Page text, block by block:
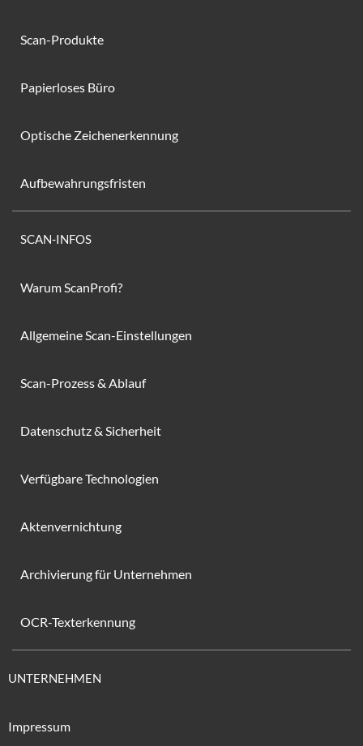
Scan-Produkte
Papierloses Büro
Optische Zeichenerkennung
Aufbewahrungsfristen
SCAN-INFOS
Warum ScanProfi?
Allgemeine Scan-Einstellungen
Scan-Prozess & Ablauf
Datenschutz & Sicherheit
Verfügbare Technologien
Aktenvernichtung
Archivierung für Unternehmen
OCR-Texterkennung
UNTERNEHMEN
Impressum